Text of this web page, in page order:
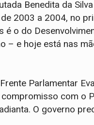
Benedita da
2003 a 2004, no
o do
– e hoje está nas
Parlamentar
com o
O governo